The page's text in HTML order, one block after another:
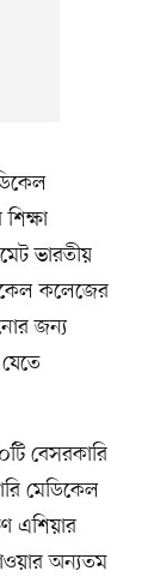
ভারতীয়
কলেজের
জন্য
বেসরকারি
মেডিকেল
এশিয়ার
অন্যতম